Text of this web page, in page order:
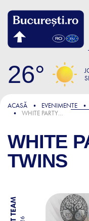
26
ACASĂ EVENIMENTE
WHITE PARTY X DJ TWINS
WHITE
TWINS